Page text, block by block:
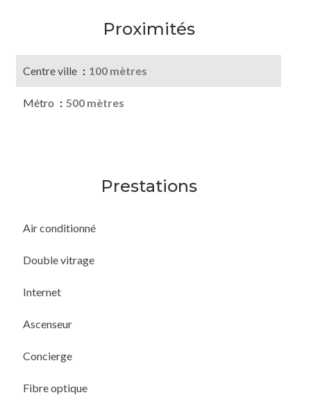
Proximités
Centre ville 100 mètres
Métro 500 mètres
Prestations
Air conditionné
Double vitrage
Internet
Ascenseur
Concierge
Fibre optique